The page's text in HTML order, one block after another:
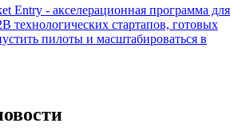
Entry - акселерационная программа для
технологических стартапов, готовых
пилоты и масштабироваться в